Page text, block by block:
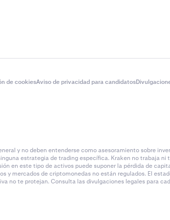
de cookiesAviso de privacidad para candidatos
y no deben entenderse como asesoramiento sobre
estrategia de trading específica. Kraken no trabaja
en este tipo de activos puede suponer la pérdida de
y mercados de criptomonedas no están regulados. El
no te protejan. Consulta las divulgaciones legales para